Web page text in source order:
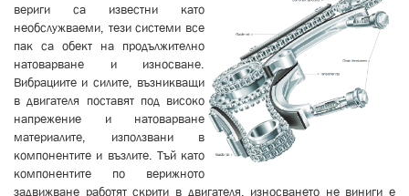
вериги са известни като
необслужваеми, тези системи все
пак са обект на продължително
натоварване и износване.
Вибрациите и силите, възникващи
в двигателя поставят под високо
напрежение и натоварване
материалите, използвани в
компонентите и възлите. Тъй като
компонентите по верижното
задвижване работят скрити в двигателя, износването не виниги е